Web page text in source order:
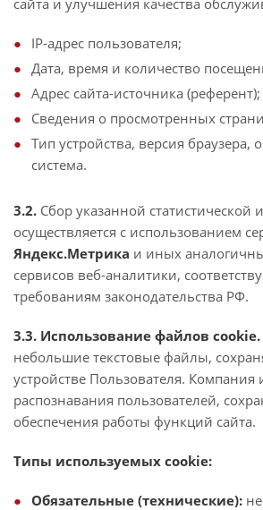
сайта и улучшения качества
IP-адрес пользователя;
Дата, время и количество
Адрес сайта-источника (референт);
Сведения о просмотренных
Тип устройства, версия браузера,
система.
3.2. Сбор указанной
осуществляется с использованием
Яндекс.Метрика и иных
сервисов веб-аналитики,
требованиям законодательства РФ.
3.3. Использование файлов cookie.
небольшие текстовые файлы,
устройстве Пользователя. Компания
распознавания пользователей,
обеспечения работы функций сайта.
Типы используемых cookie:
Обязательные (технические):